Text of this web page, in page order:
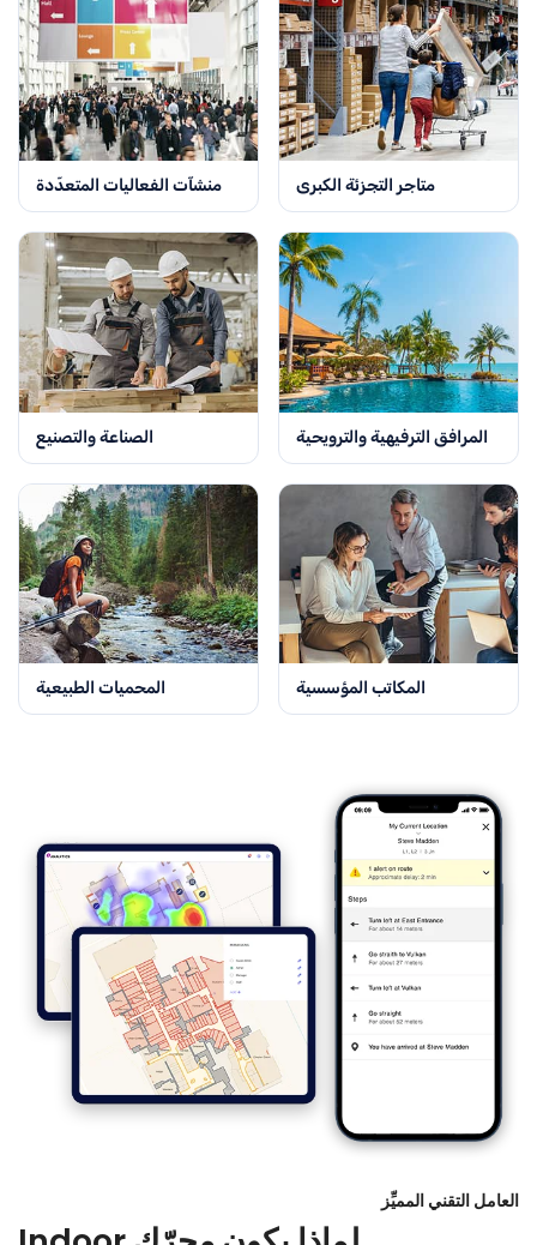
متاجر التجزئة الكبرى منشآت الفعاليات المتعدّدة
المرافق الترفيهية والترويحية الصناعة والتصنيع
المكاتب المؤسسية المحميات الطبيعية
العامل التقني المميِّز